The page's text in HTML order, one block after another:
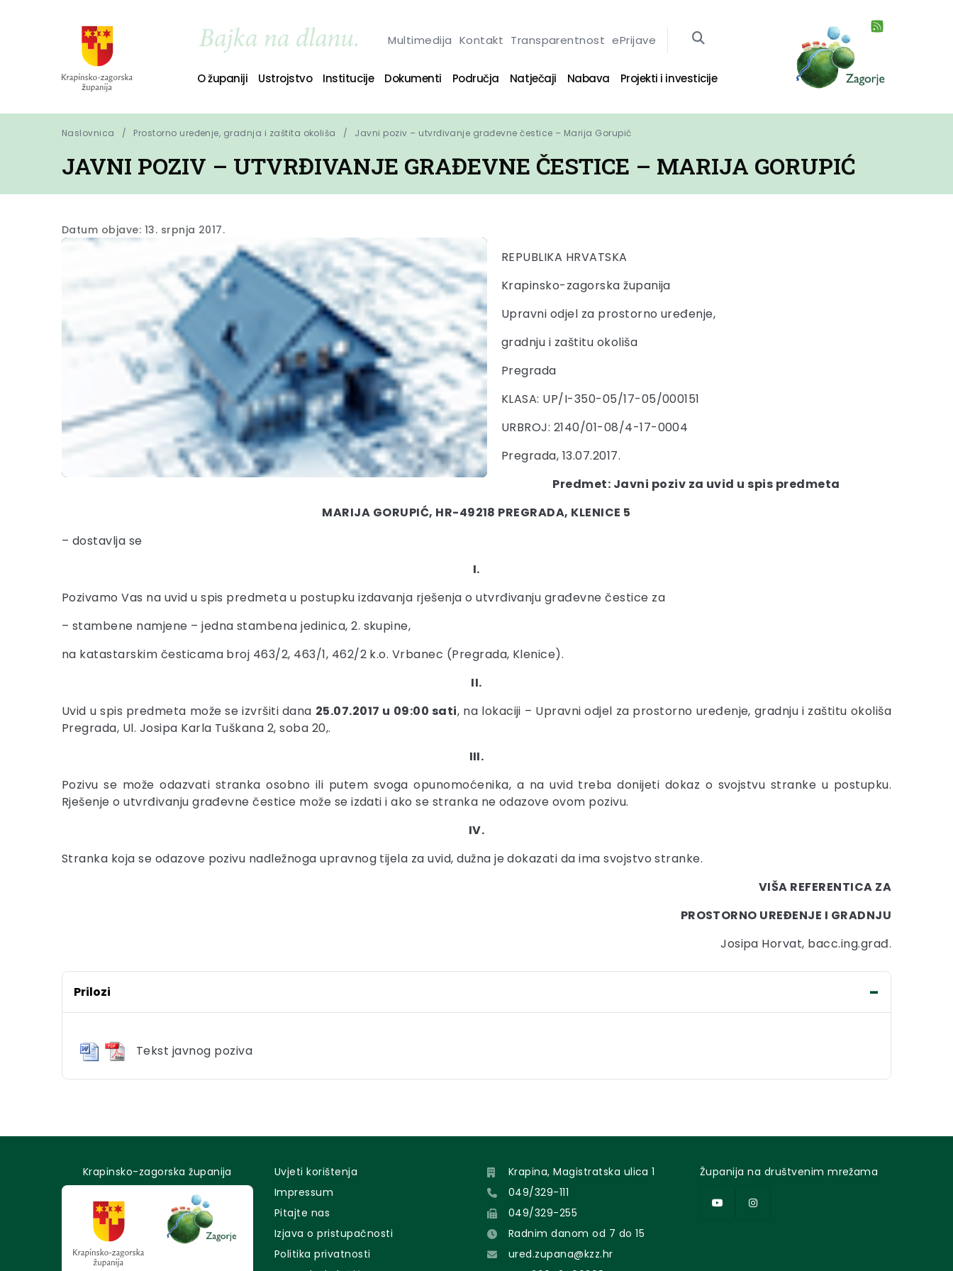
Multimedija Kontakt Transparentnost ePrijave
O županiji Ustrojstvo Institucije Dokumenti Područja Natječaji Nabava Projekti i investicije
Naslovnica Prostorno uređenje, gradnja i zaštita okoliša Javni poziv – utvrđivanje građevne čestice – Marija Gorupić
JAVNI POZIV – UTVRĐIVANJE GRAĐEVNE ČESTICE – MARIJA GORUPIĆ
Datum objave: 13. srpnja 2017.
REPUBLIKA HRVATSKA
Krapinsko-zagorska županija
Upravni odjel za prostorno uređenje,
gradnju i zaštitu okoliša
Pregrada
KLASA: UP/I-350-05/17-05/000151
URBROJ: 2140/01-08/4-17-0004
Pregrada, 13.07.2017.
Predmet: Javni poziv za uvid u spis predmeta
MARIJA GORUPIĆ, HR-49218 PREGRADA, KLENICE 5
– dostavlja se
I.
Pozivamo Vas na uvid u spis predmeta u postupku izdavanja rješenja o utvrđivanju građevne čestice za
– stambene namjene – jedna stambena jedinica, 2. skupine,
na katastarskim česticama broj 463/2, 463/1, 462/2 k.o. Vrbanec (Pregrada, Klenice).
II.
Uvid u spis predmeta može se izvršiti dana 25.07.2017 u 09:00 sati, na lokaciji – Upravni odjel za prostorno uređenje, gradnju i zaštitu okoliša
Pregrada, Ul. Josipa Karla Tuškana 2, soba 20,.
III.
Pozivu se može odazvati stranka osobno ili putem svoga opunomoćenika, a na uvid treba donijeti dokaz o svojstvu stranke u postupku.
Rješenje o utvrđivanju građevne čestice može se izdati i ako se stranka ne odazove ovom pozivu.
IV.
Stranka koja se odazove pozivu nadležnoga upravnog tijela za uvid, dužna je dokazati da ima svojstvo stranke.
VIŠA REFERENTICA ZA
PROSTORNO UREĐENJE I GRADNJU
Josipa Horvat, bacc.ing.građ.
Prilozi
Tekst javnog poziva
Krapinsko-zagorska županija
Uvjeti korištenja
Impressum
Pitajte nas
Izjava o pristupačnosti
Politika privatnosti
Krapina, Magistratska ulica 1
049/329-111
049/329-255
Radnim danom od 7 do 15
ured.zupana@kzz.hr
Županija na društvenim mrežama